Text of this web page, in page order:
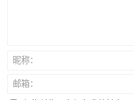
昵称：
邮箱：